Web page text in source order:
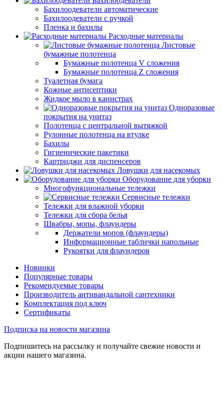
Бахилоодеватели автоматические
Бахилоодеватели с ручкой
Пленка и бахилы
Расходные материалы
Листовые
бумажные полотенца
Бумажные полотенца V сложения
Бумажные полотенца Z сложения
Туалетная бумага
Кожные антисептики
Жидкое мыло в канистрах
Одноразовые
покрытия на унитаз
Полотенца с центральной вытяжкой
Рулонные полотенца на втулке
Бахилы
Гигиенические пакетики
Картриджи для диспенсеров
Ловушки для насекомых
Оборудование для уборки
Многофункциональные тележки
Сервисные тележки
Тележки для влажной уборки
Тележки для сбора белья
Швабры, мопы, флаундеры
Держатели мопов (флаундеры)
Информационные таблички напольные
Рукоятки для флаундеров
Новинки
Популярные товары
Рекомендуемые товары
Производитель антивандальной сантехники
Комплектация под ключ
Сертификаты
Подписка на новости магазина
Подпишитесь на рассылку и получайте свежие новости и
акции нашего магазина.